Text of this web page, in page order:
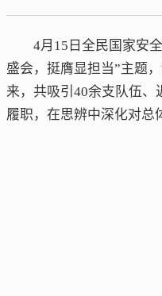
4月15日全民国家安
盛会，挺膺显担当”主题
来，共吸引40余支队伍
履职，在思辨中深化对总